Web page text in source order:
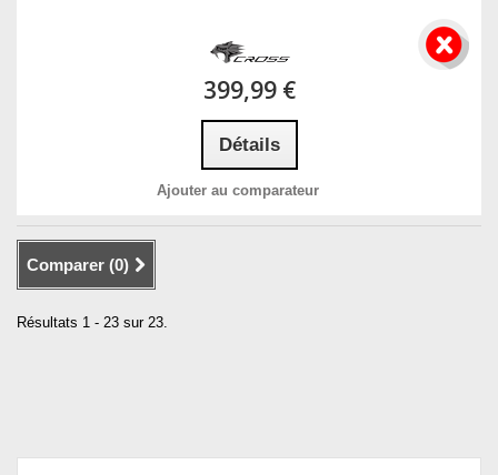
399,99 €
Détails
Ajouter au comparateur
Comparer (0)
Résultats 1 - 23 sur 23.